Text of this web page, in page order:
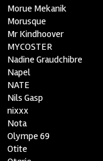
Morue Mekanik
Morusque
Mr Kindhoover
MYCOSTER
Nadine Graudchibre
Napel
NATE
Nils Gasp
nixxx
Nota
Olympe 69
Otite